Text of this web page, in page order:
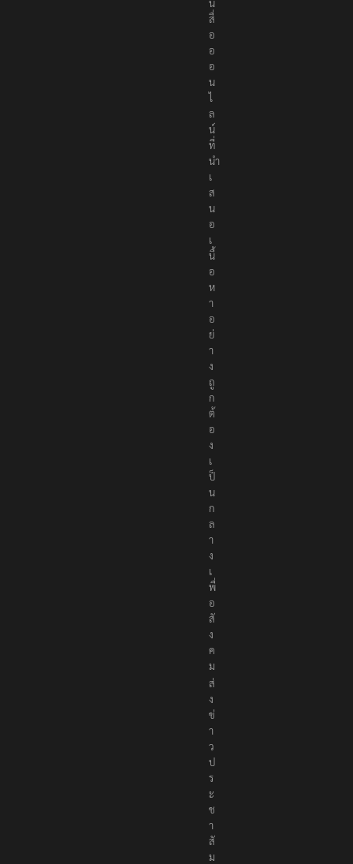
น
สื่
อ
อ
อ
น
ไ
ล
น์
ที่
นำ
เ
ส
น
อ
เ
นื้
อ
ห
า
อ
ย่
า
ง
ถู
ก
ต้
อ
ง
เ
ป็
น
ก
ล
า
ง
เ
พื่
อ
สั
ง
ค
ม
ส่
ง
ข่
า
ว
ป
ร
ะ
ช
า
สั
ม